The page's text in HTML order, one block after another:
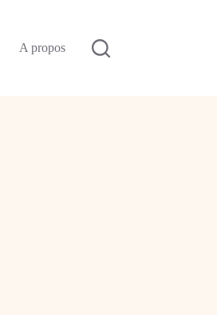
A propos